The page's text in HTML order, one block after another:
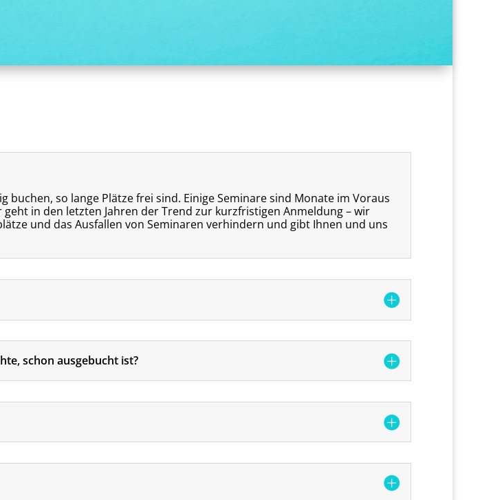
so lange Plätze frei sind. Einige Seminare sind Monate im Voraus
in den letzten Jahren der Trend zur kurzfristigen Anmeldung – wir
und das Ausfallen von Seminaren verhindern und gibt Ihnen und uns
schon ausgebucht ist?